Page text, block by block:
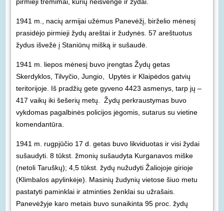
pirmieji trėmimai, kurių neišvengė ir žydai.
1941 m., nacių armijai užėmus Panevėžį, birželio mėnesį
prasidėjo pirmieji žydų areštai ir žudynės. 57 areštuotus
žydus išvežė į Staniūnų mišką ir sušaudė.
1941 m. liepos mėnesį buvo įrengtas Žydų getas
Skerdyklos, Tilvyčio, Jungio, Upytės ir Klaipėdos gatvių
teritorijoje. Iš pradžių gete gyveno 4423 asmenys, tarp jų –
417 vaikų iki šešerių metų. Žydų perkraustymas buvo
vykdomas pagalbinės policijos jėgomis, sutarus su vietine
komendantūra.
1941 m. rugpjūčio 17 d. getas buvo likviduotas ir visi žydai
sušaudyti. 8 tūkst. žmonių sušaudyta Kurganavos miške
(netoli Taruškų); 4,5 tūkst. žydų nužudyti Žaliojoje girioje
(Klimbalos apylinkėje). Masinių žudynių vietose šiuo metu
pastatyti paminklai ir atminties ženklai su užrašais.
Panevėžyje karo metais buvo sunaikinta 95 proc. žydų